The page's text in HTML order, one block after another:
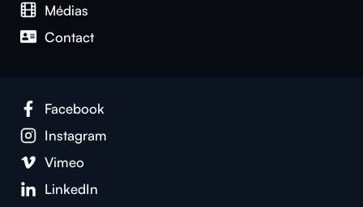
Médias
Contact
Facebook
Instagram
Vimeo
LinkedIn